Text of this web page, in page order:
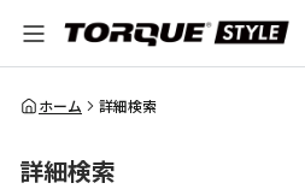
全体検索
ホーム 詳細検索
詳細検索